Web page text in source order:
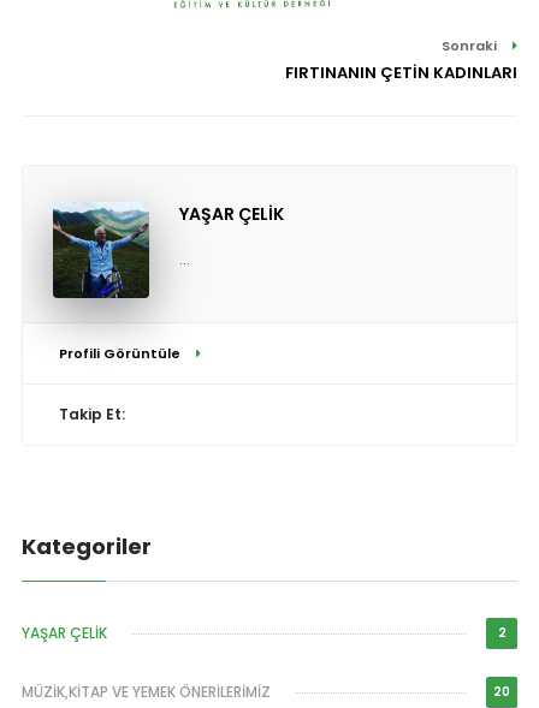
Sonraki
FIRTINANIN ÇETİN KADINLARI
YAŞAR ÇELİK
...
Profili Görüntüle
Takip Et:
Kategoriler
YAŞAR ÇELİK 2
MÜZİK,KİTAP VE YEMEK ÖNERİLERİMİZ 20